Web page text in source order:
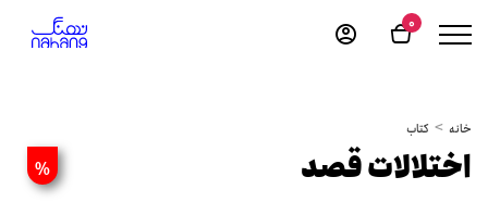
0
خانه کتاب
% اختلالات قصد